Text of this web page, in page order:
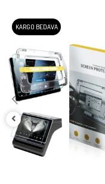
KARGO BEDAVA